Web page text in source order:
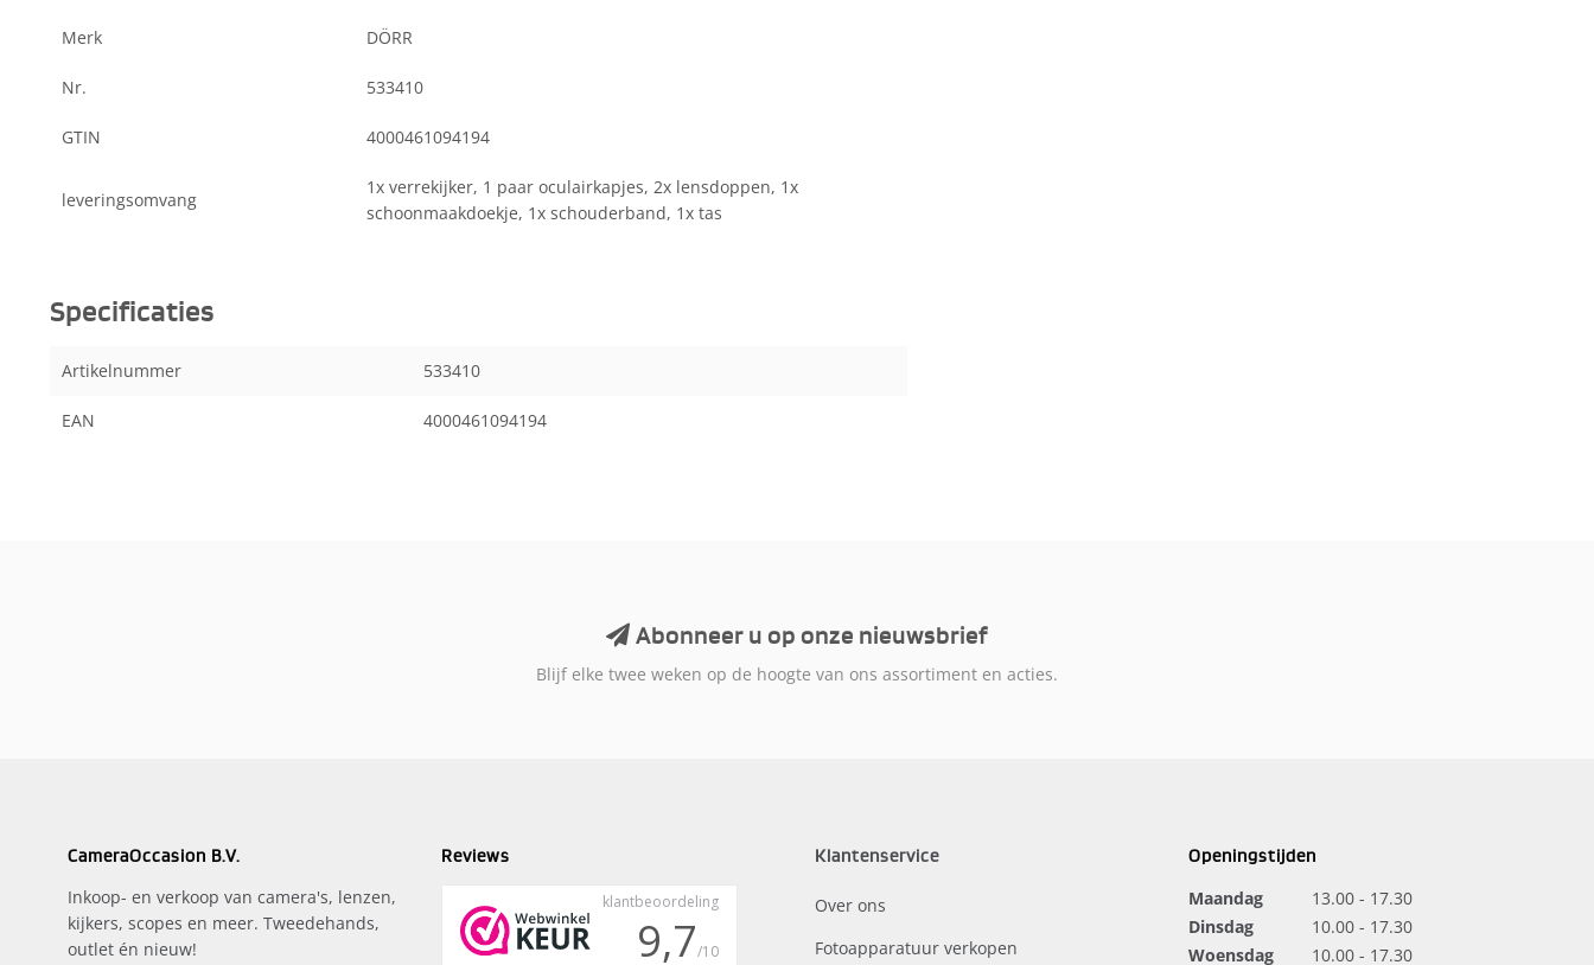
Merk DÖRR
Nr. 533410
GTIN 4000461094194
leveringsomvang
1x verrekijker, 1 paar oculairkapjes, 2x lensdoppen, 1x
schoonmaakdoekje, 1x schouderband, 1x tas
Specificaties
Artikelnummer 533410
EAN 4000461094194
Abonneer u op onze nieuwsbrief
Blijf elke twee weken op de hoogte van ons assortiment en acties.
CameraOccasion B.V.
Inkoop- en verkoop van camera's, lenzen,
kijkers, scopes en meer. Tweedehands,
outlet én nieuw!
Reviews Klantenservice
Over ons
Fotoapparatuur verkopen
Openingstijden
Maandag
13.00 - 17.30
Dinsdag
10.00 - 17.30
Woensdag
10.00 - 17.30